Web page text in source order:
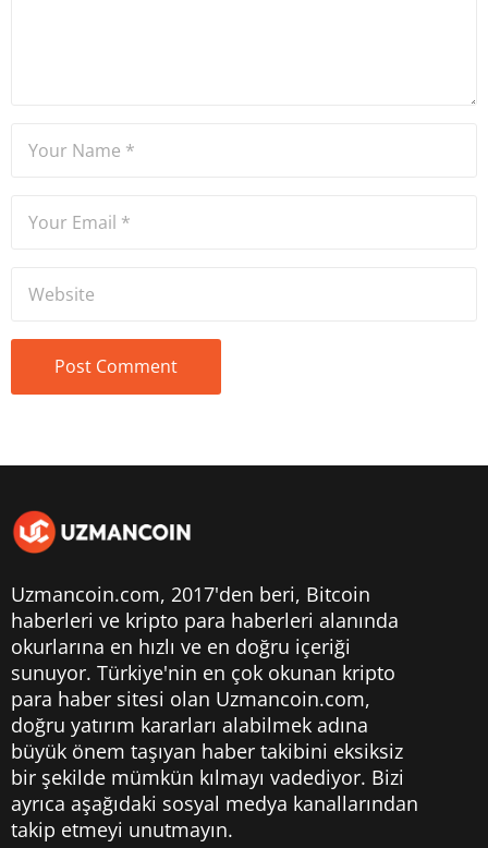
Uzmancoin.com, 2017'den beri, Bitcoin
haberleri ve kripto para haberleri alanında
okurlarına en hızlı ve en doğru içeriği
sunuyor. Türkiye'nin en çok okunan kripto
para haber sitesi olan Uzmancoin.com,
doğru yatırım kararları alabilmek adına
büyük önem taşıyan haber takibini eksiksiz
bir şekilde mümkün kılmayı vadediyor. Bizi
ayrıca aşağıdaki sosyal medya kanallarından
takip etmeyi unutmayın.